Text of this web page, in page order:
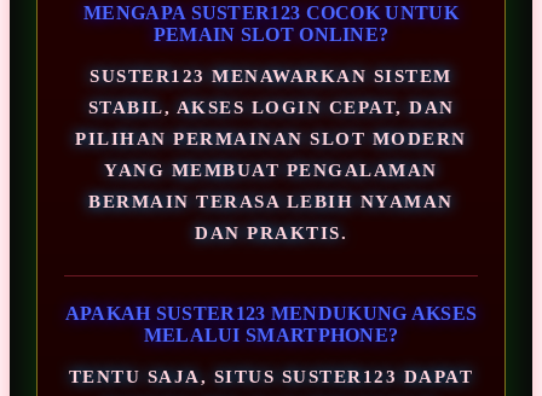
MENGAPA SUSTER123 COCOK UNTUK
PEMAIN SLOT ONLINE?
SUSTER123 MENAWARKAN SISTEM
STABIL, AKSES LOGIN CEPAT, DAN
PILIHAN PERMAINAN SLOT MODERN
YANG MEMBUAT PENGALAMAN
BERMAIN TERASA LEBIH NYAMAN
DAN PRAKTIS.
APAKAH SUSTER123 MENDUKUNG AKSES
MELALUI SMARTPHONE?
TENTU SAJA, SITUS SUSTER123 DAPAT